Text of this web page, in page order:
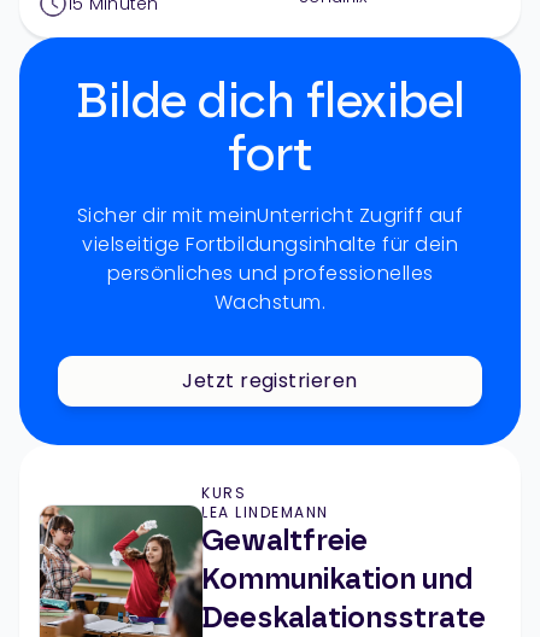
Bilde dich flexibel
fort
Sicher dir mit meinUnterricht Zugriff auf
vielseitige Fortbildungsinhalte für dein
persönliches und professionelles
Wachstum.
Jetzt registrieren
KURS
LEA LINDEMANN
Gewaltfreie
Kommunikation und
Deeskalationsstrate